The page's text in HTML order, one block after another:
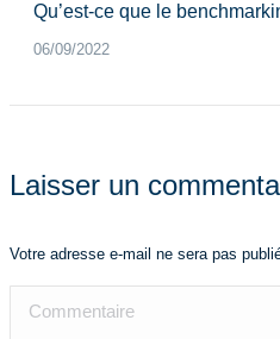
Qu’est-ce que le
06/09/2022
Laisser un
Votre adresse e-mail ne sera pas
Commentaire